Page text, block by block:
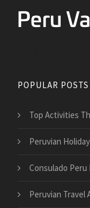
POPULAR POSTS
Top Activities
Peruvian
Consulado
Peruvian Travel